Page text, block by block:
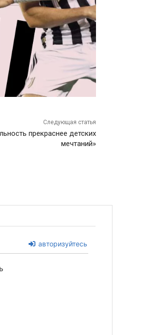
Следующая статья
прекраснее детских
мечтаний»
авторизуйтесь